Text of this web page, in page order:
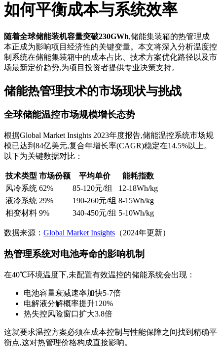
如何平衡成本与系统效率
随着全球储能装机容量突破230GWh,储能集装箱的热管理成
本正成为影响项目经济性的关键变量。本文将深入分析温度控
制系统在储能集装箱中的成本占比、技术方案优化路径以及市
场最新定价趋势,为项目投资者提供专业决策支持。
储能热管理技术的市场现状与挑战
全球储能温控市场规模增长态势
根据Global Market Insights 2023年度报告,储能温控系统市场规
模已达到84亿美元,复合年增长率(CAGR)稳定在14.5%以上。
以下为关键数据对比：
技术类型 市场份额 平均单价
能耗指数
风冷系统 62% 85-120元/组
12-18Wh/kg
液冷系统 29% 190-260元/组 8-15Wh/kg
相变材料 9% 340-450元/组 5-10Wh/kg
数据来源： Global Market Insights （2024年更新）
热管理系统对电池寿命的影响机制
在40℃环境温度下,未配置有效温控的储能系统会出现：
电池容量衰减速率加快5-7倍
电解液分解概率提升120%
热失控风险窗口扩大3.8倍
这就要求温控方案必须在成本控制与性能保障之间找到精确平
衡点,这对热管理价格构成直接影响。